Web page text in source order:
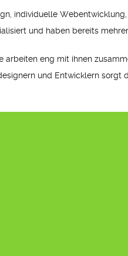
individuelle
und haben bereits
eng mit ihnen
und Entwicklern sorgt